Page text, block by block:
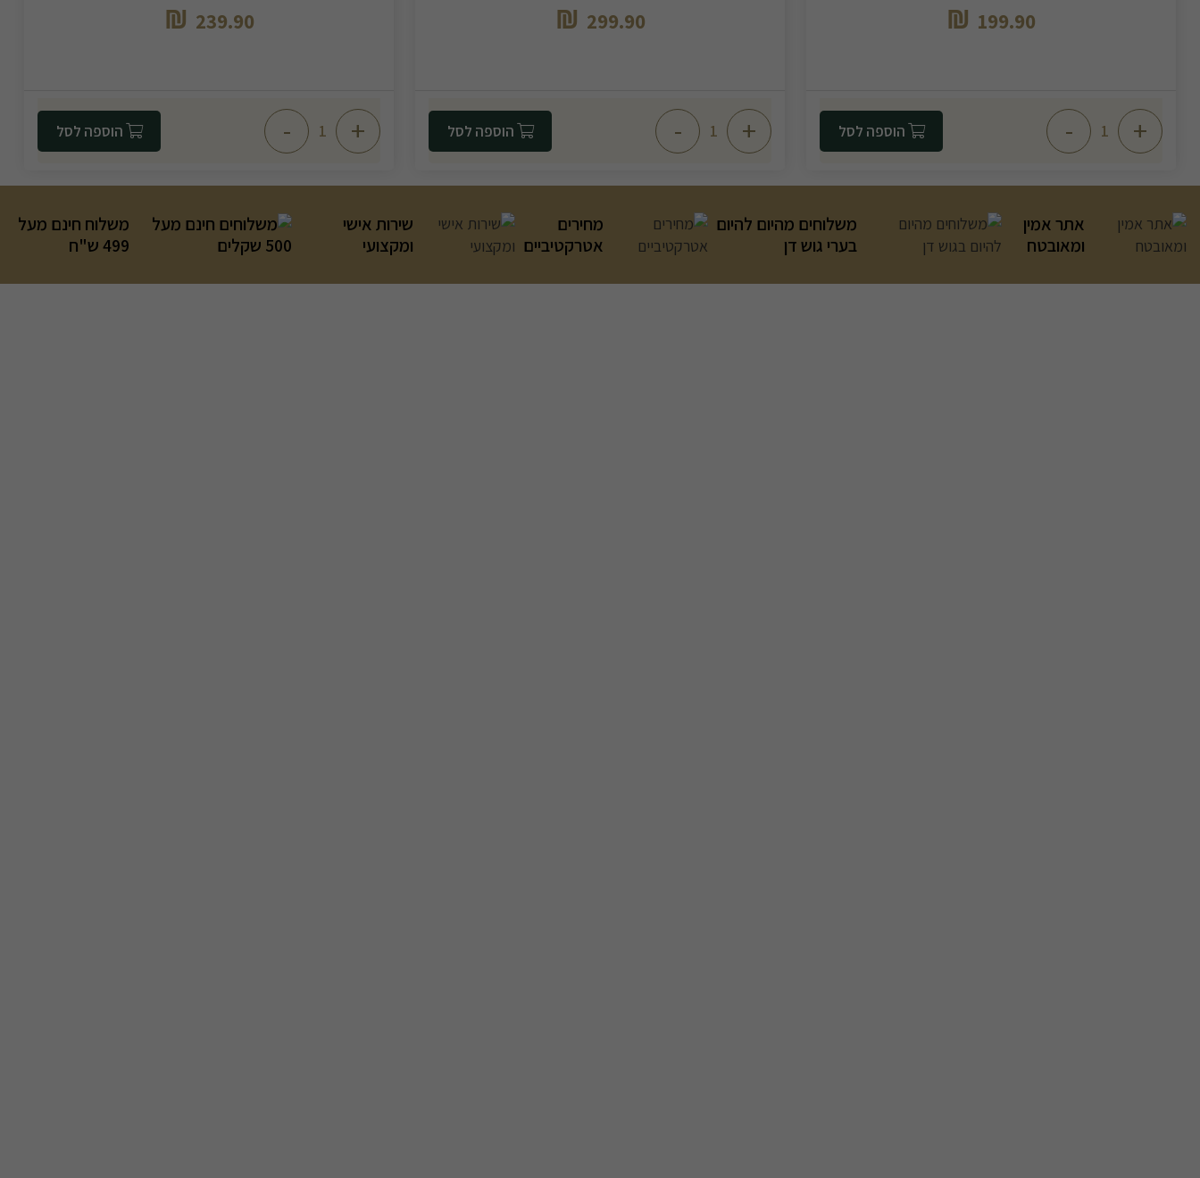
199.90
₪
+
-
299.90
₪
+
-
239.90
₪
+
-
אתר אמין
ומאובטח
משלוחים מהיום להיום
בערי גוש דן
מחירים
אטרקטיביים
שירות אישי
ומקצועי
משלוח חינם מעל
499 ש"ח